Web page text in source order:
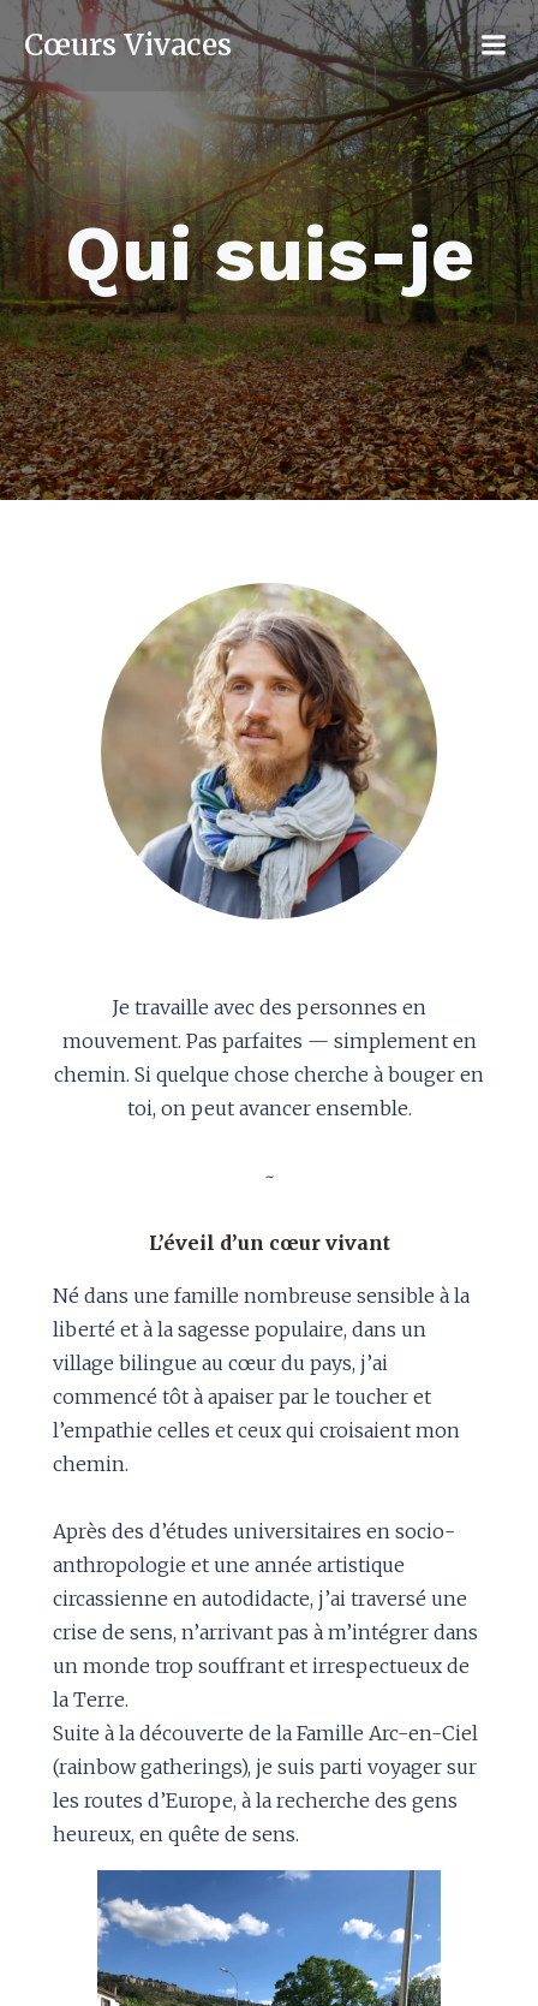
Cœurs Vivaces
Qui suis-je
Je travaille avec des personnes en
mouvement. Pas parfaites — simplement en
chemin. Si quelque chose cherche à bouger en
toi, on peut avancer ensemble.
~
L’éveil d’un cœur vivant
Né dans une famille nombreuse sensible à la
liberté et à la sagesse populaire, dans un
village bilingue au cœur du pays, j’ai
commencé tôt à apaiser par le toucher et
l’empathie celles et ceux qui croisaient mon
chemin.
Après des d’études universitaires en socio-
anthropologie et une année artistique
circassienne en autodidacte, j’ai traversé une
crise de sens, n’arrivant pas à m’intégrer dans
un monde trop souffrant et irrespectueux de
la Terre.
Suite à la découverte de la Famille Arc-en-Ciel
(rainbow gatherings), je suis parti voyager sur
les routes d’Europe, à la recherche des gens
heureux, en quête de sens.